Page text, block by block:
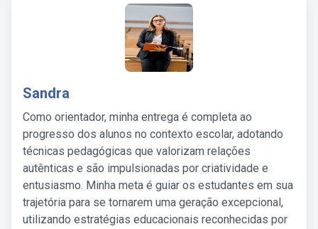
Sandra
Como orientador, minha entrega é completa ao
progresso dos alunos no contexto escolar, adotando
técnicas pedagógicas que valorizam relações
autênticas e são impulsionadas por criatividade e
entusiasmo. Minha meta é guiar os estudantes em sua
trajetória para se tornarem uma geração excepcional,
utilizando estratégias educacionais reconhecidas por